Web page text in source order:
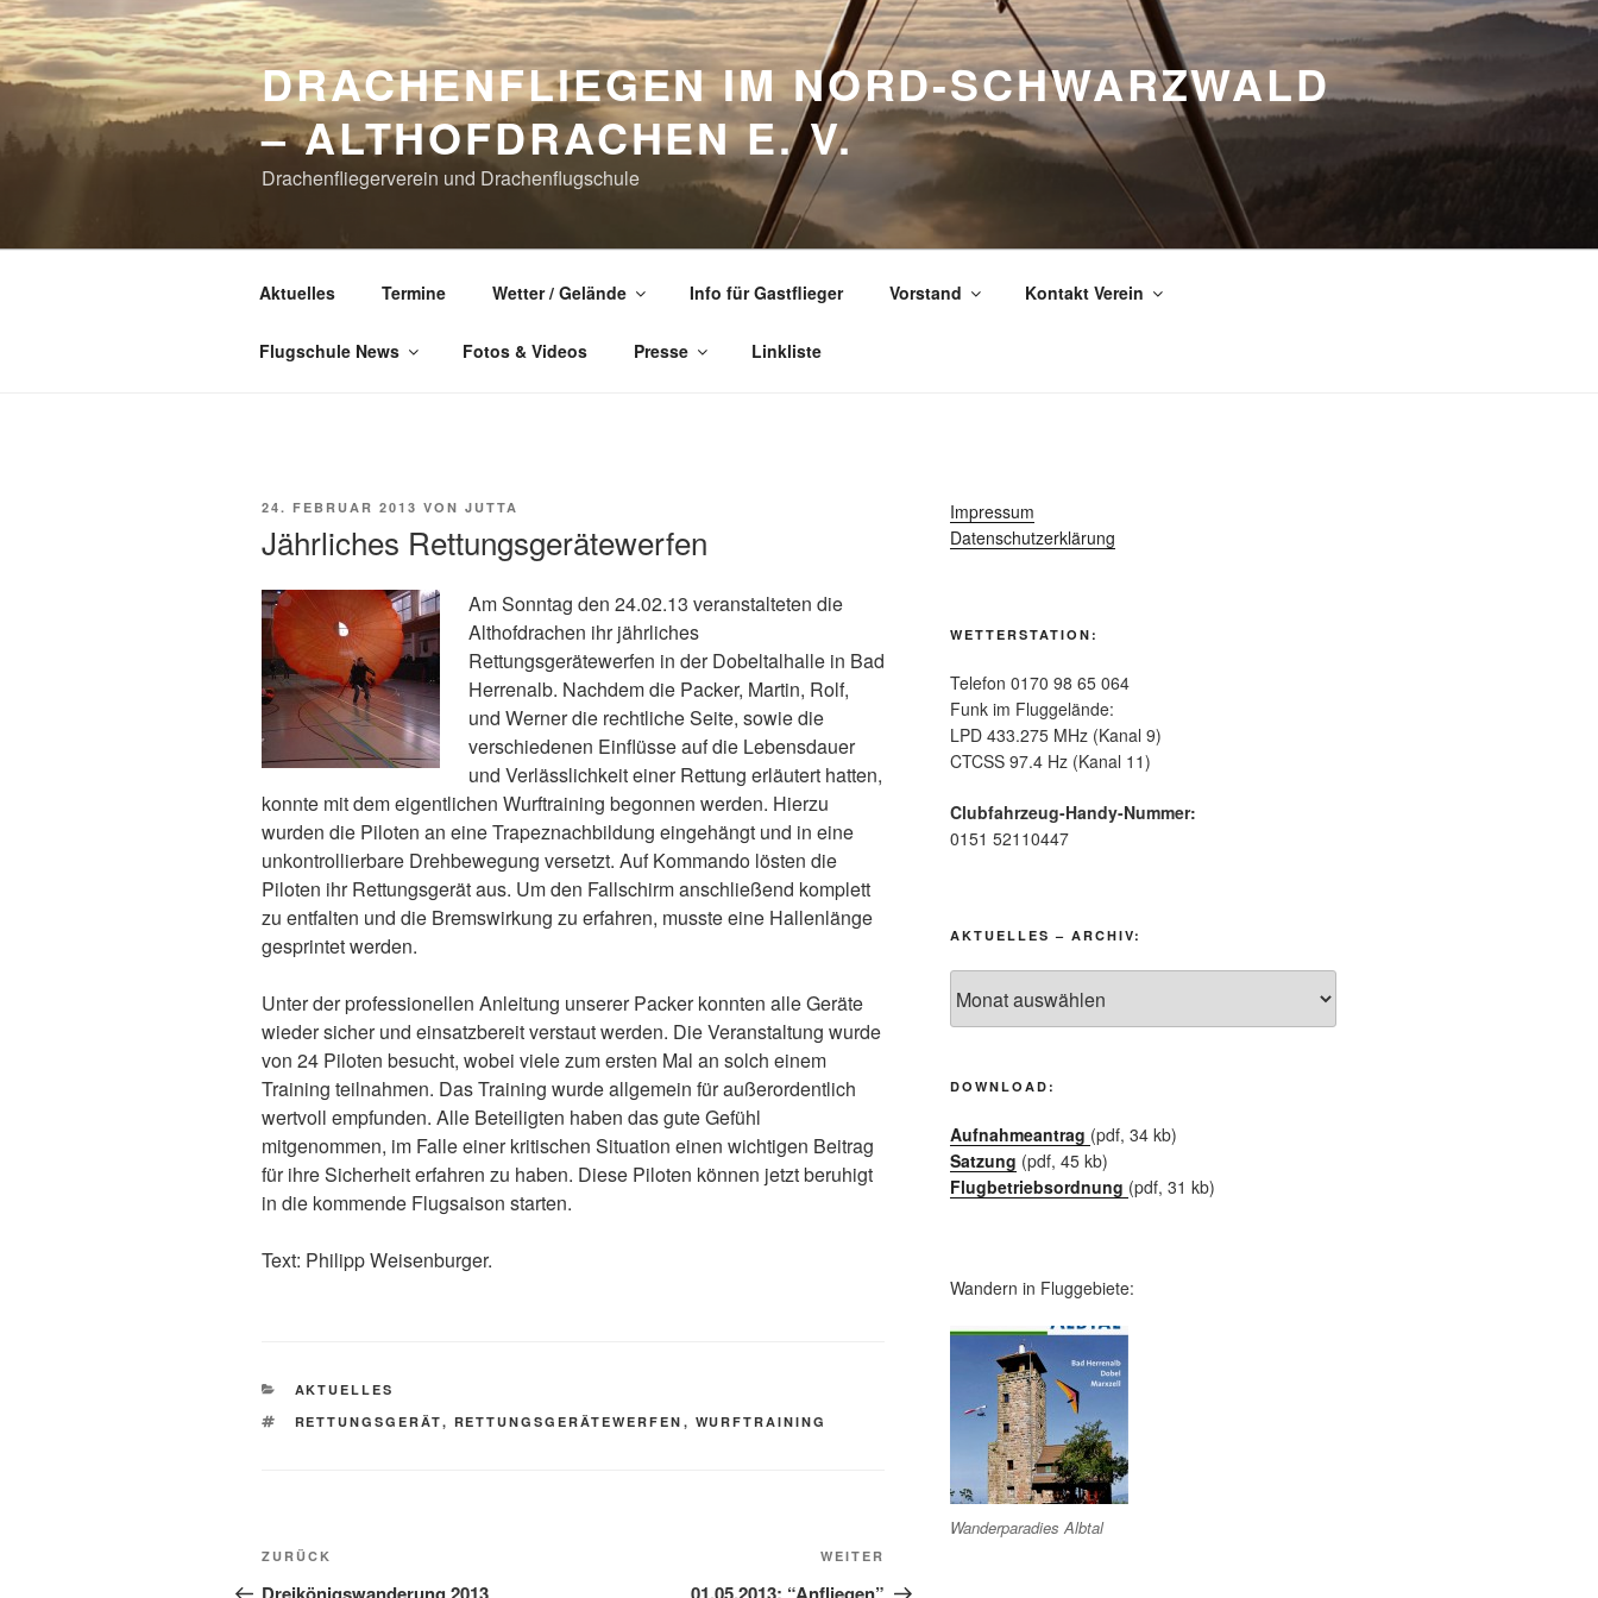
Zum
Inhalt
springen
DRACHENFLIEGEN IM NORD-SCHWARZWALD
– ALTHOFDRACHEN E. V.
Drachenfliegerverein und Drachenflugschule
Aktuelles Termine Wetter / Gelände Info für Gastflieger Vorstand Kontakt Verein
Flugschule News Fotos & Videos Presse Linkliste
VERÖFFENTLICHT
24. FEBRUAR 2013 VON JUTTA
Jährliches Rettungsgerätewerfen
Am Sonntag den 24.02.13 veranstalteten die
Althofdrachen ihr jährliches
Rettungsgerätewerfen in der Dobeltalhalle in Bad
Herrenalb. Nachdem die Packer, Martin, Rolf,
und Werner die rechtliche Seite, sowie die
verschiedenen Einflüsseauf die Lebensdauer
und Verlässlichkeit einer Rettung erläutert hatten,
konnte mit dem eigentlichen Wurftraining begonnen werden. Hierzu
wurden die Piloten an eine Trapeznachbildung eingehängt und in eine
unkontrollierbare Drehbewegung versetzt. Auf Kommando lösten die
Piloten ihr Rettungsgerät aus. Um den Fallschirm anschließend komplett
zu entfalten und die Bremswirkung zu erfahren, musste eine Hallenlänge
gesprintet werden.
Unter der professionellen Anleitung unserer Packer konnten alle Geräte
wieder sicher und einsatzbereit verstaut werden. Die Veranstaltung wurde
von 24 Piloten besucht, wobei viele zum ersten Mal an solch einem
Training teilnahmen. Das Training wurde allgemein für außerordentlich
wertvoll empfunden. Alle Beteiligten haben das gute Gefühl
mitgenommen, im Falle einer kritischen Situation einen wichtigen Beitrag
für ihre Sicherheit erfahren zu haben. Diese Piloten können jetzt beruhigt
in die kommende Flugsaison starten.
Text: Philipp Weisenburger.
KATEGORIEN
AKTUELLES
SCHLAGWÖRTER
RETTUNGSGERÄT, RETTUNGSGERÄTEWERFEN , WURFTRAINING
Beitragsnavigation
Vorheriger
Beitrag
ZURÜCK
Beitrag
WEITER
Impressum
Datenschutzerklärung
WETTERSTATION:
Telefon 0170 98 65 064
Funk im Fluggelände:
LPD 433.275 MHz (Kanal 9)
CTCSS 97.4 Hz (Kanal 11)
Clubfahrzeug-Handy-Nummer:
0151 52110447
AKTUELLES – ARCHIV:
–
Archiv:
DOWNLOAD:
Aufnahmeantrag (pdf, 34 kb)
Satzung (pdf, 45 kb)
Flugbetriebsordnung (pdf, 31 kb)
Wandern in Fluggebiete:
Wanderparadies Albtal